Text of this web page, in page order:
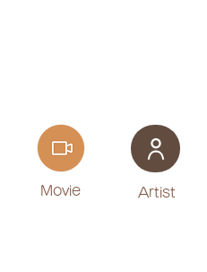
Movie ​Artist